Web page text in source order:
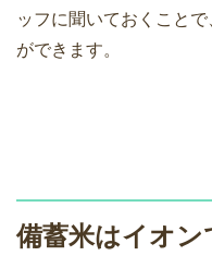
ッフに聞いておくこと
ができます。
備蓄米はイオ